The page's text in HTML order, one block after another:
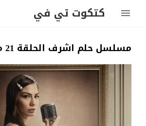
كتكوت تي في
مسلسل حلم اشرف الحلقة 21 مدبلجة